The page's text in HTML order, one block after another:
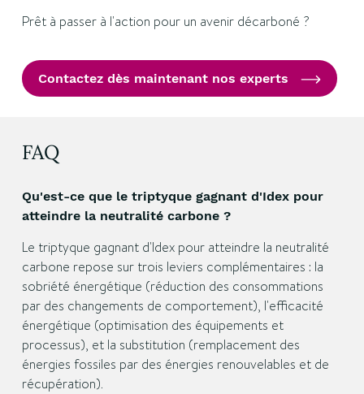
Prêt à passer à l'action pour un avenir décarboné ?
Contactez dès maintenant nos experts
FAQ
Qu'est-ce que le triptyque gagnant d'Idex pour
atteindre la neutralité carbone ?
Le triptyque gagnant d'Idex pour atteindre la neutralité
carbone repose sur trois leviers complémentaires : la
sobriété énergétique (réduction des consommations
par des changements de comportement), l'efficacité
énergétique (optimisation des équipements et
processus), et la substitution (remplacement des
énergies fossiles par des énergies renouvelables et de
récupération).